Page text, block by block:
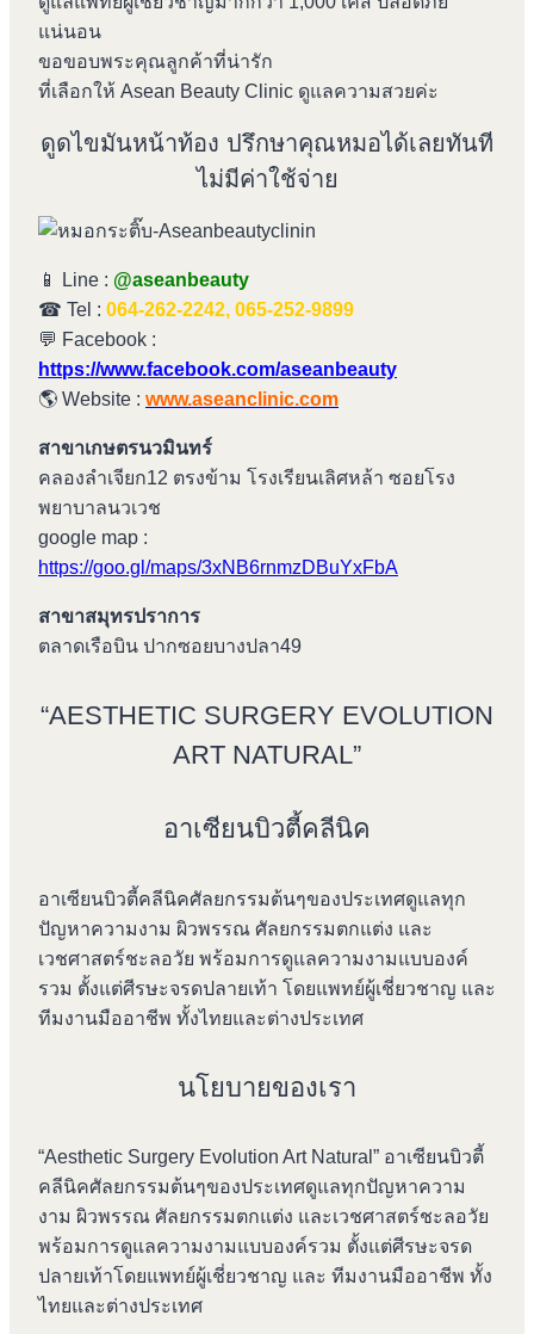
แน่นอน
ขอขอบพระคุณลูกค้าที่น่ารัก
ที่เลือกให้ Asean Beauty Clinic ดูแลความสวยค่ะ
ดูดไขมันหน้าท้อง ปรึกษาคุณหมอได้เลยทันที
ไม่มีค่าใช้จ่าย
📱 Line : @aseanbeauty
☎ Tel : 064-262-2242, 065-252-9899
💬 Facebook :
https://www.facebook.com/aseanbeauty
🌎 Website : www.aseanclinic.com
สาขาเกษตรนวมินทร์
คลองลำเจียก12 ตรงข้าม โรงเรียนเลิศหล้า ซอยโรง
พยาบาลนวเวช
google map :
https://goo.gl/maps/3xNB6rnmzDBuYxFbA
สาขาสมุทรปราการ
ตลาดเรือบิน ปากซอยบางปลา49
“AESTHETIC SURGERY EVOLUTION
ART NATURAL”
อาเซียนบิวตี้คลีนิค
อาเซียนบิวตี้คลีนิคศัลยกรรมต้นๆของประเทศดูแลทุก
ปัญหาความงาม ผิวพรรณ ศัลยกรรมตกแต่ง และ
เวชศาสตร์ชะลอวัย พร้อมการดูแลความงามแบบองค์
รวม ตั้งแต่ศีรษะจรดปลายเท้า โดยแพทย์ผู้เชี่ยวชาญ และ
ทีมงานมืออาชีพ ทั้งไทยและต่างประเทศ
นโยบายของเรา
“Aesthetic Surgery Evolution Art Natural” อาเซียนบิวตี้
คลีนิคศัลยกรรมต้นๆของประเทศดูแลทุกปัญหาความ
งาม ผิวพรรณ ศัลยกรรมตกแต่ง และเวชศาสตร์ชะลอวัย
พร้อมการดูแลความงามแบบองค์รวม ตั้งแต่ศีรษะจรด
ปลายเท้าโดยแพทย์ผู้เชี่ยวชาญ และ ทีมงานมืออาชีพ ทั้ง
ไทยและต่างประเทศ